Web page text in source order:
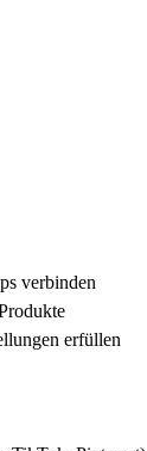
verbinden
erfüllen